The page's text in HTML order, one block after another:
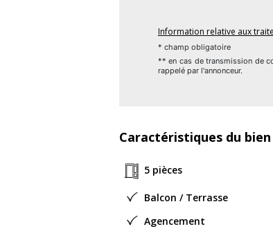
de chauffage, assainissement aux
Coté performance énergétique
vivre enharmonie avec la nature,
dynamisme d'une ville comme
Contactez-moi : Stéphane
Information relative aux
* champ obligatoire
** en cas de transmission de
rappelé par l'annonceur.
Caractéristiques du bien
5 pièces
Balcon / Terrasse
Agencement